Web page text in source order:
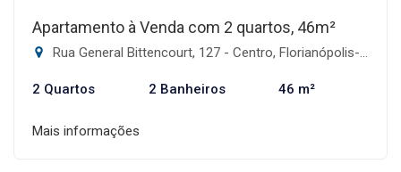
Apartamento à Venda com 2 quartos, 46m²
Rua General Bittencourt, 127 - Centro, Florianópolis-SC
2 Quartos 2 Banheiros 46 m²
Mais informações